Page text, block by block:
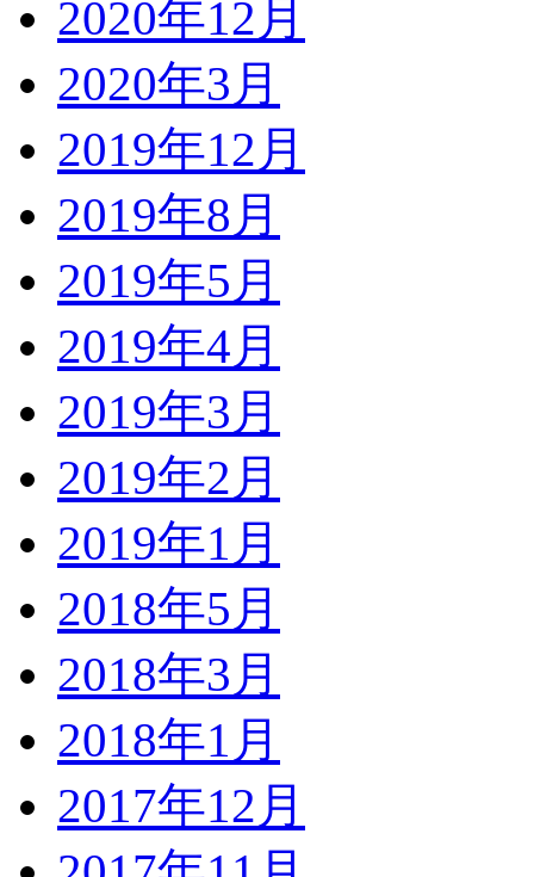
2020年12月
2020年3月
2019年12月
2019年8月
2019年5月
2019年4月
2019年3月
2019年2月
2019年1月
2018年5月
2018年3月
2018年1月
2017年12月